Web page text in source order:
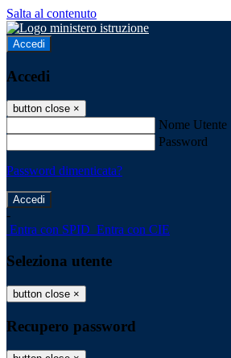
Salta al contenuto
Accedi
Accedi
button close ×
Nome Utente
Password
Password dimenticata?
-
Entra con SPID Entra con CIE
Seleziona utente
button close ×
Recupero password